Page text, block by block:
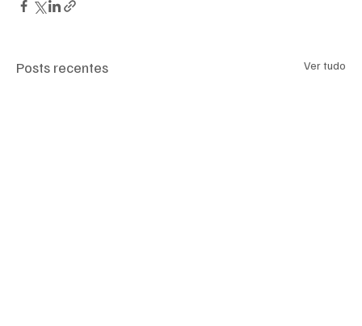
Posts recentes Ver tudo